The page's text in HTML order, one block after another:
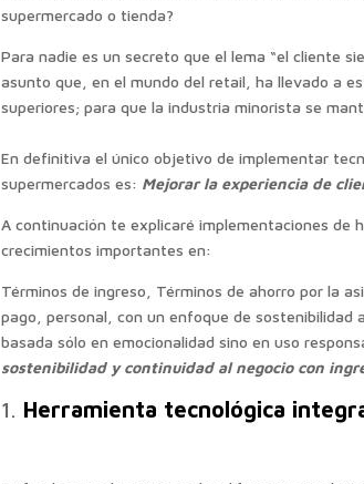
supermercado o tienda?
Para nadie es un secreto que el lema “el cliente
asunto que, en el mundo del retail, ha llevado a
superiores; para que la industria minorista se
En definitiva el único objetivo de implementar
supermercados es: Mejorar la experiencia de
A continuación te explicaré implementaciones de
crecimientos importantes en:
Términos de ingreso, Términos de ahorro por la
pago, personal, con un enfoque de
basada sólo en emocionalidad sino en uso
sostenibilidad y continuidad al negocio con
Herramienta tecnológica